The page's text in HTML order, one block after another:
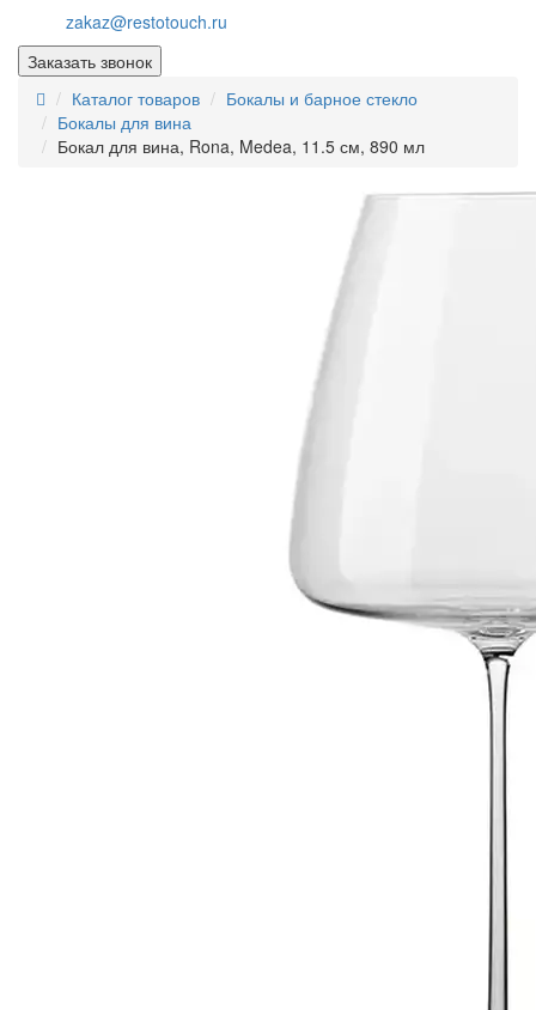
zakaz@restotouch.ru
Заказать звонок
Каталог товаров
Бокалы и барное стекло
Бокалы для вина
Бокал для вина, Rona, Medea, 11.5 см, 890 мл